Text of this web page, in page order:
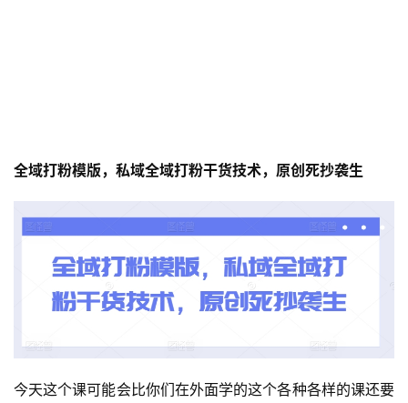
全域打粉模版，私域全域打粉干货技术，原创死抄袭生
今天这个课可能会比你们在外面学的这个各种各样的课还要